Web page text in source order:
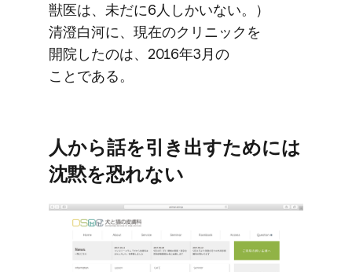
獣医は、​未だに​6人しかいない。​）
清澄白河に、​現在の​クリニックを​
開院したのは、​2016年3月の​
ことである。
人から​話を​引き出すためには​
沈黙を​恐れない